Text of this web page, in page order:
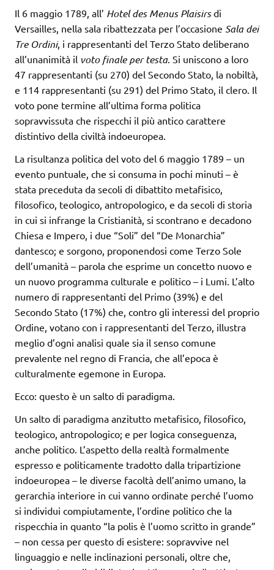
Il 6 maggio 1789, all’ Hotel des Menus Plaisirsdi
Versailles, nella sala ribattezzata per l’occasione Sala dei
Tre Ordini, i rappresentanti del Terzo Stato deliberano
all’unanimità il voto finale per testa. Si uniscono a loro
47 rappresentanti (su 270) del Secondo Stato, la nobiltà,
e 114 rappresentanti (su 291) del Primo Stato, il clero. Il
voto pone termine all’ultima forma politica
sopravvissuta che rispecchi il più antico carattere
distintivo della civiltà indoeuropea.
La risultanza politica del voto del 6 maggio 1789 – un
evento puntuale, che si consuma in pochi minuti – è
stata preceduta da secoli di dibattito metafisico,
filosofico, teologico, antropologico, e da secoli di storia
in cui si infrange la Cristianità, si scontrano e decadono
Chiesa e Impero, i due “Soli” del “De Monarchia”
dantesco; e sorgono, proponendosi come Terzo Sole
dell’umanità – parola che esprime un concetto nuovo e
un nuovo programma culturale e politico – i Lumi. L’alto
numero di rappresentanti del Primo (39%) e del
Secondo Stato (17%) che, contro gli interessi del proprio
Ordine, votano con i rappresentanti del Terzo, illustra
meglio d’ogni analisi quale sia il senso comune
prevalente nel regno di Francia, che all’epoca è
culturalmente egemone in Europa.
Ecco: questo è un salto di paradigma.
Un salto di paradigma anzitutto metafisico, filosofico,
teologico, antropologico; e per logica conseguenza,
anche politico. L’aspetto della realtà formalmente
espresso e politicamente tradotto dalla tripartizione
indoeuropea – le diverse facoltà dell’animo umano, la
gerarchia interiore in cui vanno ordinate perché l’uomo
si individui compiutamente, l’ordine politico che la
rispecchia in quanto “la polis è l’uomo scritto in grande”
– non cessa per questo di esistere: sopravvive nel
linguaggio e nelle inclinazioni personali, oltre che,